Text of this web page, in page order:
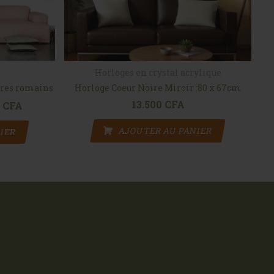
romains
était : 16.500 CFA.
CFA Le prix actuel est : 13.500 CFA.
Horloge Coeur Noire Miroir :80 x 67cm
13.500 CFA
AJOUTER AU PANIER